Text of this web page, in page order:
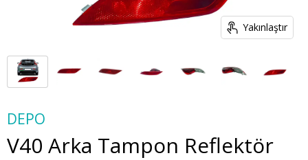
Yakınlaştır
DEPO
V40 Arka Tampon Reflektör